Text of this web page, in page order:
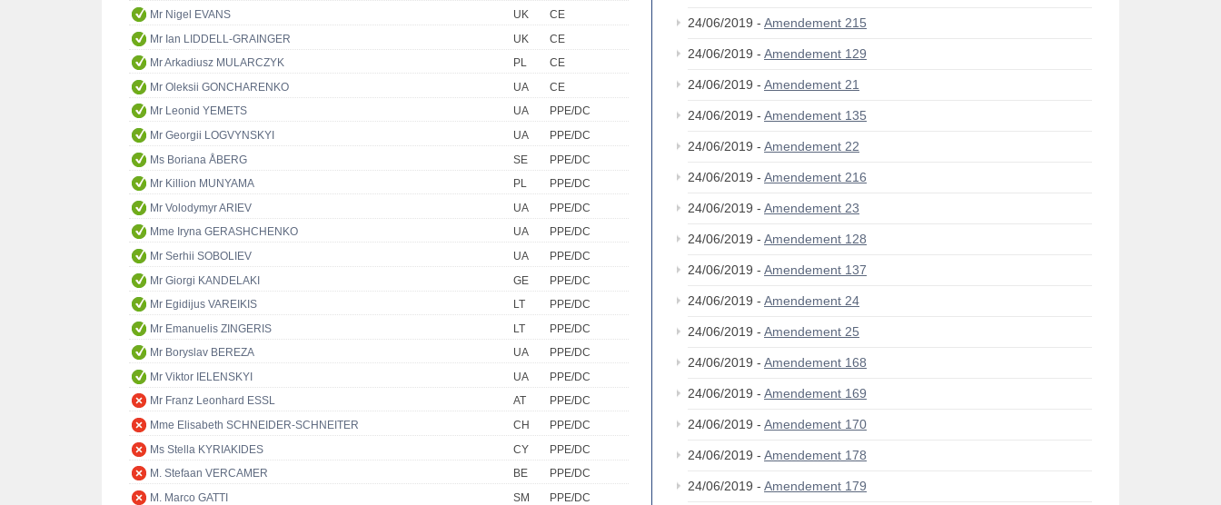
Mr Nigel EVANS
UK
CE
Mr Ian LIDDELL-GRAINGER
UK
CE
Mr Arkadiusz MULARCZYK
PL
CE
Mr Oleksii GONCHARENKO
UA
CE
Mr Leonid YEMETS
UA
PPE/DC
Mr Georgii LOGVYNSKYI
UA
PPE/DC
Ms Boriana ÅBERG
SE
PPE/DC
Mr Killion MUNYAMA
PL
PPE/DC
Mr Volodymyr ARIEV
UA
PPE/DC
Mme Iryna GERASHCHENKO
UA
PPE/DC
Mr Serhii SOBOLIEV
UA
PPE/DC
Mr Giorgi KANDELAKI
GE
PPE/DC
Mr Egidijus VAREIKIS
LT
PPE/DC
Mr Emanuelis ZINGERIS
LT
PPE/DC
Mr Boryslav BEREZA
UA
PPE/DC
Mr Viktor IELENSKYI
UA
PPE/DC
Mr Franz Leonhard ESSL
AT
PPE/DC
Mme Elisabeth SCHNEIDER-SCHNEITER
CH
PPE/DC
Ms Stella KYRIAKIDES
CY
PPE/DC
M. Stefaan VERCAMER
BE
PPE/DC
M. Marco GATTI
SM
PPE/DC
24/06/2019 - Amendement 215
24/06/2019 - Amendement 129
24/06/2019 - Amendement 21
24/06/2019 - Amendement 135
24/06/2019 - Amendement 22
24/06/2019 - Amendement 216
24/06/2019 - Amendement 23
24/06/2019 - Amendement 128
24/06/2019 - Amendement 137
24/06/2019 - Amendement 24
24/06/2019 - Amendement 25
24/06/2019 - Amendement 168
24/06/2019 - Amendement 169
24/06/2019 - Amendement 170
24/06/2019 - Amendement 178
24/06/2019 - Amendement 179